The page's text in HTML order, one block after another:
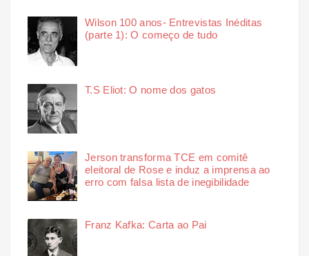
Wilson 100 anos- Entrevistas Inéditas
(parte 1): O começo de tudo
T.S Eliot: O nome dos gatos
Jerson transforma TCE em comitê
eleitoral de Rose e induz a imprensa ao
erro com falsa lista de inegibilidade
Franz Kafka: Carta ao Pai